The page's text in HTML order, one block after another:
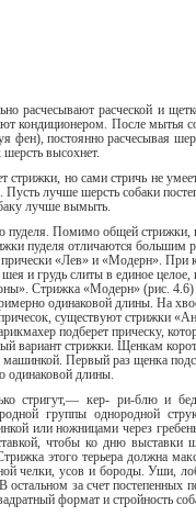
расчесывают рас­ческой и
кондиционером. После мытья
фен), постоянно расчесывая
высохнет.
стрижки, но сами стричь не
лучше шерсть собаки
лучше вымыть.
пуделя. Помимо общей стрижки,
пуделя отличаются боль­шим
«Лев» и «Модерн». При
и грудь слиты в единое
Стрижка «Модерн» (рис.
одинаковой длины. На
существуют стрижки
подберет прическу,
вариант стрижки. Щенкам
машинкой. Первый раз щенка
одинаковой длины.
стригут,— кер- ри-блю и
группы однородной
или ножницами через
чтобы ко дню выставки
этого терьера должна
челки, усов и бороды. Уши,
за счет постепенных
формат и стройность